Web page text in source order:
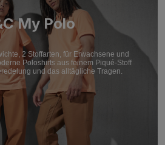
My Polo
2 Stoffarten, für Erwachsene und
Poloshirts aus feinem Piqué-Stoff
und das alltägliche Tragen.